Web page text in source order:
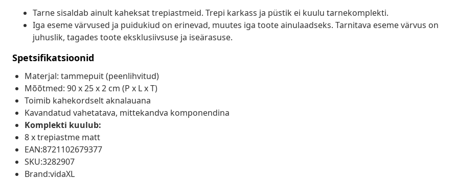
Tarne sisaldab ainult kaheksat trepiastmeid. Trepi karkass ja püstik ei kuulu tarnekomplekti.
Iga eseme värvused ja puidukiud on erinevad, muutes iga toote ainulaadseks. Tarnitava eseme värvus on
juhuslik, tagades toote eksklusiivsuse ja iseärasuse.
Spetsifikatsioonid
Materjal: tammepuit (peenlihvitud)
Mõõtmed: 90 x 25 x 2 cm (P x L x T)
Toimib kahekordselt aknalauana
Kavandatud vahetatava, mittekandva komponendina
Komplekti kuulub:
8 x trepiastme matt
EAN:8721102679377
SKU:3282907
Brand:vidaXL